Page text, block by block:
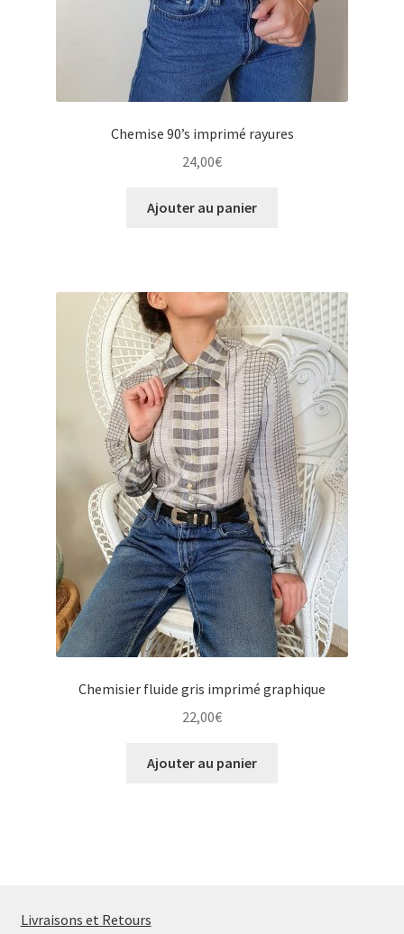
Chemise 90’s imprimé rayures
24,00€
Ajouter au panier
Chemisier fluide gris imprimé graphique
22,00€
Ajouter au panier
Livraisons et Retours